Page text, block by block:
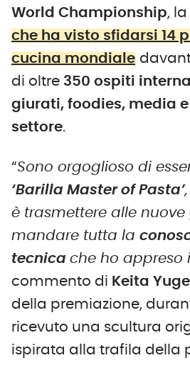
World Championship, la
che ha visto sfidarsi 14
cucina mondiale
di oltre 350 ospiti
giurati, foodies, media
settore.
“Sono orgoglioso di
‘Barilla Master of Pasta’
è trasmettere alle nuove
mandare tutta la
tecnica che ho appreso
commento di Keita Yuge
della premiazione,
ricevuto una scultura
ispirata alla trafila della